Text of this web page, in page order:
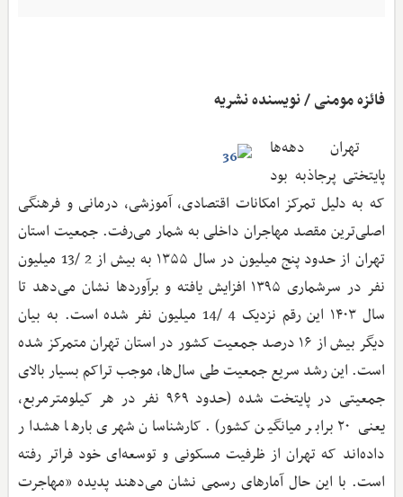
فائزه مومنی / نویسنده نشریه
‌ تهران دهه‌ها
پایتختی پرجاذبه بود
که به دلیل تمرکز امکانات اقتصادی، آموزشی، درمانی و فرهنگی
اصلی‌ترین مقصد مهاجران داخلی به شمار می‌رفت. جمعیت استان
تهران از حدود پنج میلیون در سال ۱۳۵۵ به بیش از 2 /13 میلیون
نفر در سرشماری ۱۳۹۵ افزایش یافته و برآوردها نشان می‌دهد تا
سال ۱۴۰۳ این رقم نزدیک 4 /14 میلیون نفر شده است. به بیان
دیگر بیش از ۱۶ درصد جمعیت کشور در استان تهران متمرکز شده
است. این رشد سریع جمعیت طی سال‌ها، موجب تراکم بسیار بالای
جمعیتی در پایتخت شده (حدود ۹۶۹ نفر در هر کیلومترمربع،
یعنی ۲۰ برابر میانگین کشور). کارشناسان شهری بارها هشدار
داده‌اند که تهران از ظرفیت مسکونی و توسعه‌ای خود فراتر رفته
است. با این حال آمارهای رسمی نشان می‌دهند پدیده «مهاجرت